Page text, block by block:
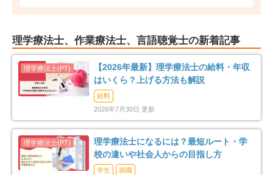
理学療法士、作業療法士、言語聴覚士の新着記事
【2026年最新】理学療法士の給料・年収
はいくら？上げる方法も解説
給料
2026年7月30日 更新
理学療法士になるには？最短ルート・学
校の違いや社会人からの目指し方
学生
就職